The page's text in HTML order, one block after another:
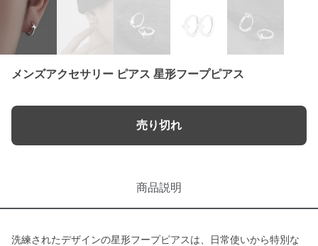
メンズアクセサリー ピアス 星形フープピアス
売り切れ
商品説明
洗練されたデザインの星形フープピアスは、日常使いから特別な